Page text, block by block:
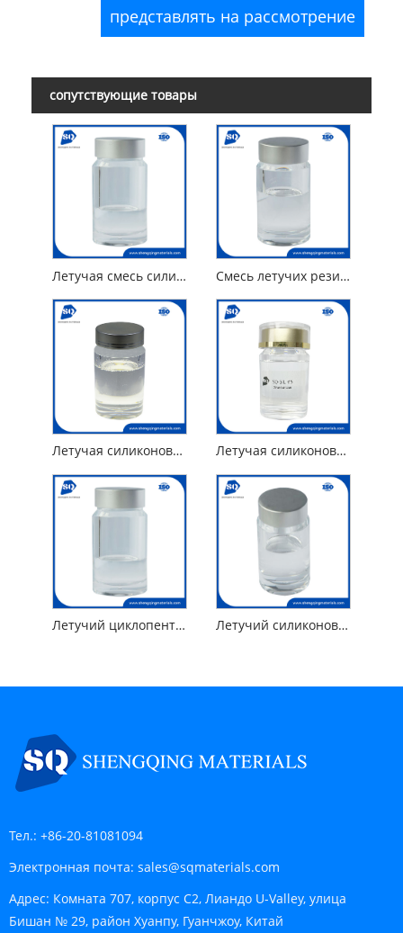
сопутствующие товары
Летучая смесь силиконового масла, циклопентасилоксана и диметикона Смесь летучих резинок, силиконовое масло, циклопентасилоксан и диметиконол.
Летучая силиконовая диметикон и диметиконол Летучая силиконовая циклопентасилоксановая альтернатива
Летучий циклопентасилоксан и диметикон Летучий силиконовый циклопентасилоксан и диметиконол
Тел.: +86-20-81081094
Электронная почта: sales@sqmaterials.com
Адрес: Комната 707, корпус C2, Лиандо U-Valley, улица
Бишан № 29, район Хуанпу, Гуанчжоу, Китай